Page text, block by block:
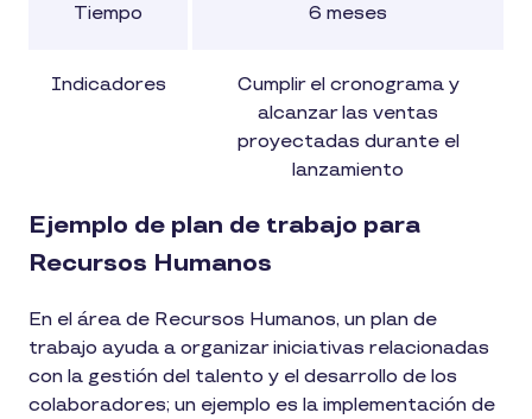
Tiempo 6 meses
Indicadores
Cumplir el cronograma y
alcanzar las ventas
proyectadas durante el
lanzamiento
Ejemplo de plan de trabajo para
Recursos Humanos
En el área de Recursos Humanos, un plan de
trabajo ayuda a organizar iniciativas relacionadas
con la gestión del talento y el desarrollo de los
colaboradores; un ejemplo es la implementación de